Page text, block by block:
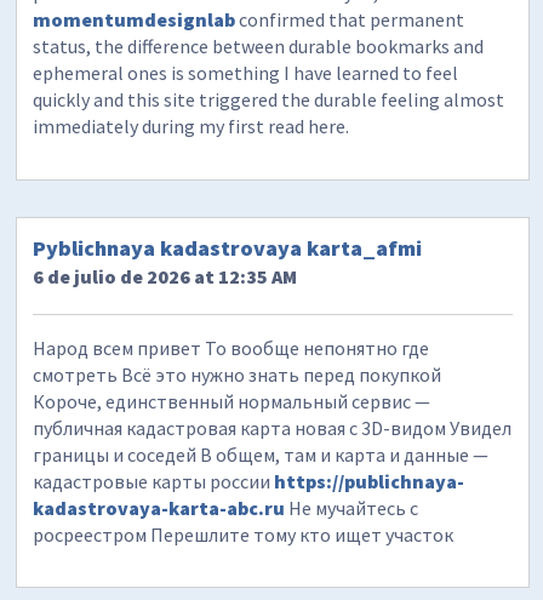
momentumdesignlabconfirmed that permanent
status, the difference between durable bookmarks and
ephemeral ones is something I have learned to feel
quickly and this site triggered the durable feeling almost
immediately during my first read here.
Pyblichnaya kadastrovaya karta_afmi
6 de julio de 2026 at 12:35 AM
Народ всем привет То вообще непонятно где
смотреть Всё это нужно знать перед покупкой
Короче, единственный нормальный сервис —
публичная кадастровая карта новая с 3D-видом Увидел
границы и соседей В общем, там и карта и данные —
кадастровые карты россии https://publichnaya-
kadastrovaya-karta-abc.ru Не мучайтесь с
росреестром Перешлите тому кто ищет участок